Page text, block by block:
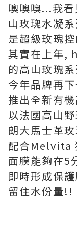
噢噢噢...我
山玫瑰水凝
是超級玫瑰
其實在上年,
的高山玫瑰
今年品牌再
推出全新有
以法國高山
朗大馬士革
配合Melvita
面膜能夠在5
即時形成保
留住水份量!!